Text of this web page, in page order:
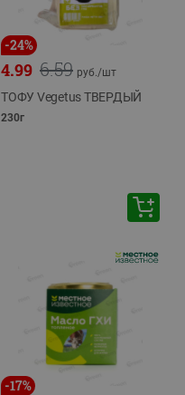
-24%
6.59
4.99 руб./шт
ТОФУ Vegetus ТВЕРДЫЙ
230г
-17%